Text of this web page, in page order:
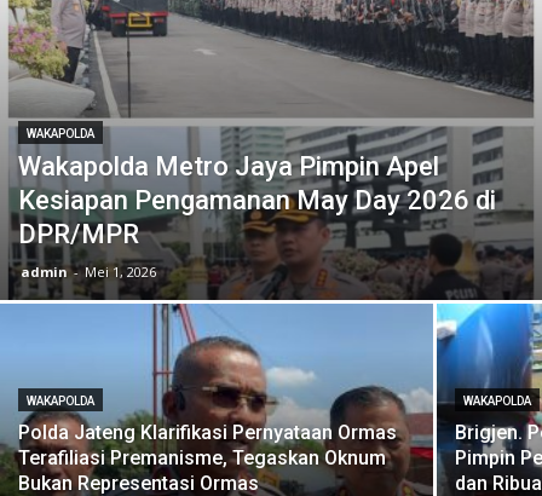
WAKAPOLDA
Wakapolda Metro Jaya Pimpin Apel
Kesiapan Pengamanan May Day 2026 di
DPR/MPR
admin - Mei 1, 2026
WAKAPOLDA
Polda Jateng Klarifikasi Pernyataan Ormas
Terafiliasi Premanisme, Tegaskan Oknum
Bukan Representasi Ormas
WAKAPOLDA
Brigjen.
Pimpin
dan